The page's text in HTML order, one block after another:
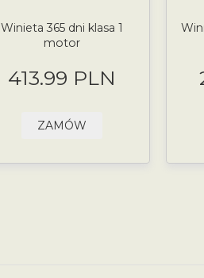
Winieta 365 dni klasa 1
motor
413.99 PLN
ZAMÓW